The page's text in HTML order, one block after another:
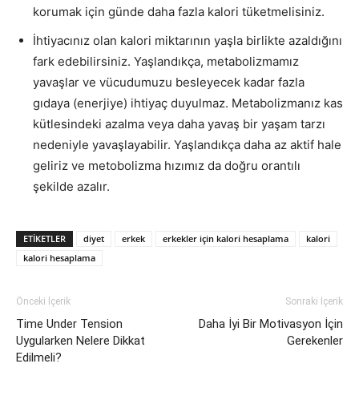
korumak için günde daha fazla kalori tüketmelisiniz.
İhtiyacınız olan kalori miktarının yaşla birlikte azaldığını
fark edebilirsiniz. Yaşlandıkça, metabolizmamız
yavaşlar ve vücudumuzu besleyecek kadar fazla
gıdaya (enerjiye) ihtiyaç duyulmaz. Metabolizmanız kas
kütlesindeki azalma veya daha yavaş bir yaşam tarzı
nedeniyle yavaşlayabilir. Yaşlandıkça daha az aktif hale
geliriz ve metobolizma hızımız da doğru orantılı
şekilde azalır.
ETIKETLER diyet erkek erkekler için kalori hesaplama
kalori
kalori hesaplama
Önceki İçerik
Time Under Tension
Uygularken Nelere Dikkat
Edilmeli?
Sonraki İçerik
Daha İyi Bir Motivasyon İçin
Gerekenler